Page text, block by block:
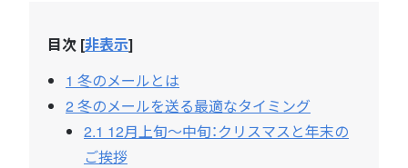
目次 [非表示]
1 冬のメールとは
2 冬のメールを送る最適なタイミング
2.1 12月上旬〜中旬：クリスマスと年末の
ご挨拶